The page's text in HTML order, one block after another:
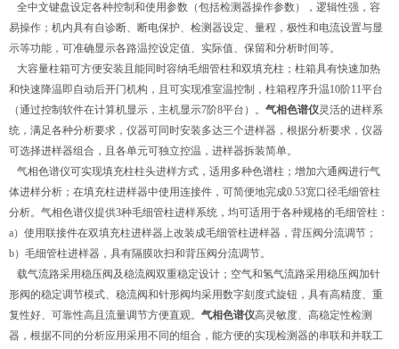
全中文键盘设定各种控制和使用参数（包括检测器操作参数），逻辑性强，容
易操作；机内具有自诊断、断电保护、检测器设定、量程，极性和电流设置与显
示等功能，可准确显示各路温控设定值、实际值、保留和分析时间等。
大容量柱箱可方便安装且能同时容纳毛细管柱和双填充柱；柱箱具有快速加热
和快速降温即自动后开门机构，且可实现准室温控制，柱箱程序升温10阶11平台
（通过控制软件在计算机显示，主机显示7阶8平台）。 气相色谱仪灵活的进样系
统，满足各种分析要求，仪器可同时安装多达三个进样器，根据分析要求，仪器
可选择进样器组合，且各单元可独立控温，进样器拆装简单。
气相色谱仪可实现填充柱柱头进样方式，适用多种色谱柱；增加六通阀进行气
体进样分析；在填充柱进样器中使用连接件，可简便地完成0.53宽口径毛细管柱
分析。气相色谱仪提供3种毛细管柱进样系统，均可适用于各种规格的毛细管柱：
a）使用联接件在双填充柱进样器上改装成毛细管柱进样器，背压阀分流调节；
b）毛细管柱进样器，具有隔膜吹扫和背压阀分流调节。
载气流路采用稳压阀及稳流阀双重稳定设计；空气和氢气流路采用稳压阀加针
形阀的稳定调节模式、稳流阀和针形阀均采用数字刻度式旋钮，具有高精度、重
复性好、可靠性高且流量调节方便直观。 气相色谱仪高灵敏度、高稳定性检测
器，根据不同的分析应用采用不同的组合，能方便的实现检测器的串联和并联工